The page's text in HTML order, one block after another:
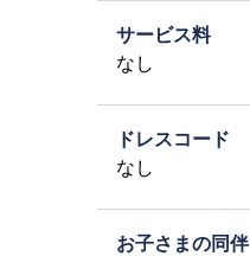
サービス料
なし
ドレスコード
なし
お子さまの同伴